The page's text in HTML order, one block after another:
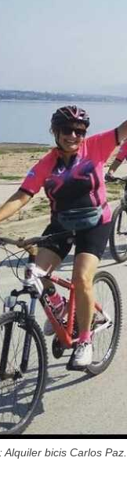
bicis Carlos Paz.